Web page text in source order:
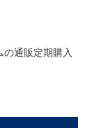
の通販定期購入